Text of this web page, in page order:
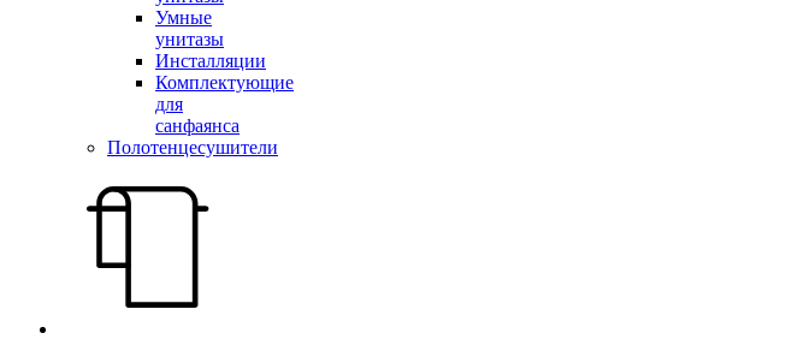
Умные
унитазы
Инсталляции
Комплектующие
для
санфаянса
Полотенцесушители